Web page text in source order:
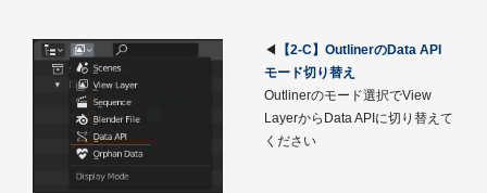
◀
【2-C】OutlinerのData API
モード切り替え
Outlinerのモード選択でView
LayerからData APIに切り替えて
ください